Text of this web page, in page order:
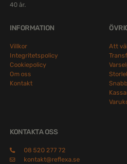
40 år.
INFORMATION
Villkor
Integritetspolicy
Cookiepolicy
Om oss
Kontakt
Att
KONTAKTA OSS
08 520 277 72
kontakt@reflexa.se